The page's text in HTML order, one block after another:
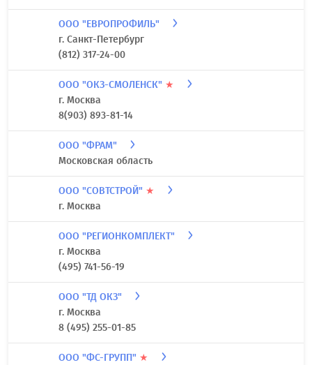
ООО "ЕВРОПРОФИЛЬ"
г. Санкт-Петербург
(812) 317-24-00
ООО "ОКЗ-СМОЛЕНСК" ★
г. Москва
8(903) 893-81-14
ООО "ФРАМ"
Московская область
ООО "СОВТСТРОЙ" ★
г. Москва
ООО "РЕГИОНКОМПЛЕКТ"
г. Москва
(495) 741-56-19
ООО "ТД ОКЗ"
г. Москва
8 (495) 255-01-85
ООО "ФС-ГРУПП" ★